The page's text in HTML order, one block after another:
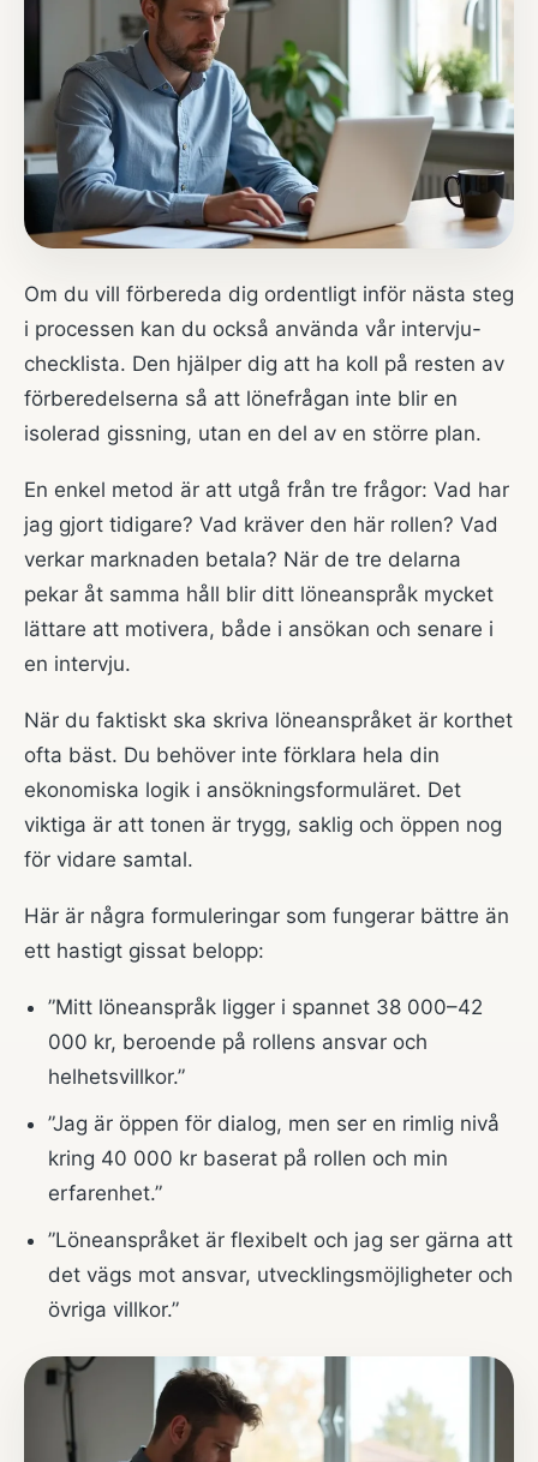
Om du vill förbereda dig ordentligt inför nästa steg
i processen kan du också använda vår intervju-
checklista. Den hjälper dig att ha koll på resten av
förberedelserna så att lönefrågan inte blir en
isolerad gissning, utan en del av en större plan.
En enkel metod är att utgå från tre frågor: Vad har
jag gjort tidigare? Vad kräver den här rollen? Vad
verkar marknaden betala? När de tre delarna
pekar åt samma håll blir ditt löneanspråk mycket
lättare att motivera, både i ansökan och senare i
en intervju.
När du faktiskt ska skriva löneanspråket är korthet
ofta bäst. Du behöver inte förklara hela din
ekonomiska logik i ansökningsformuläret. Det
viktiga är att tonen är trygg, saklig och öppen nog
för vidare samtal.
Här är några formuleringar som fungerar bättre än
ett hastigt gissat belopp:
”Mitt löneanspråk ligger i spannet 38 000–42
000 kr, beroende på rollens ansvar och
helhetsvillkor.”
”Jag är öppen för dialog, men ser en rimlig nivå
kring 40 000 kr baserat på rollen och min
erfarenhet.”
”Löneanspråket är flexibelt och jag ser gärna att
det vägs mot ansvar, utvecklingsmöjligheter och
övriga villkor.”